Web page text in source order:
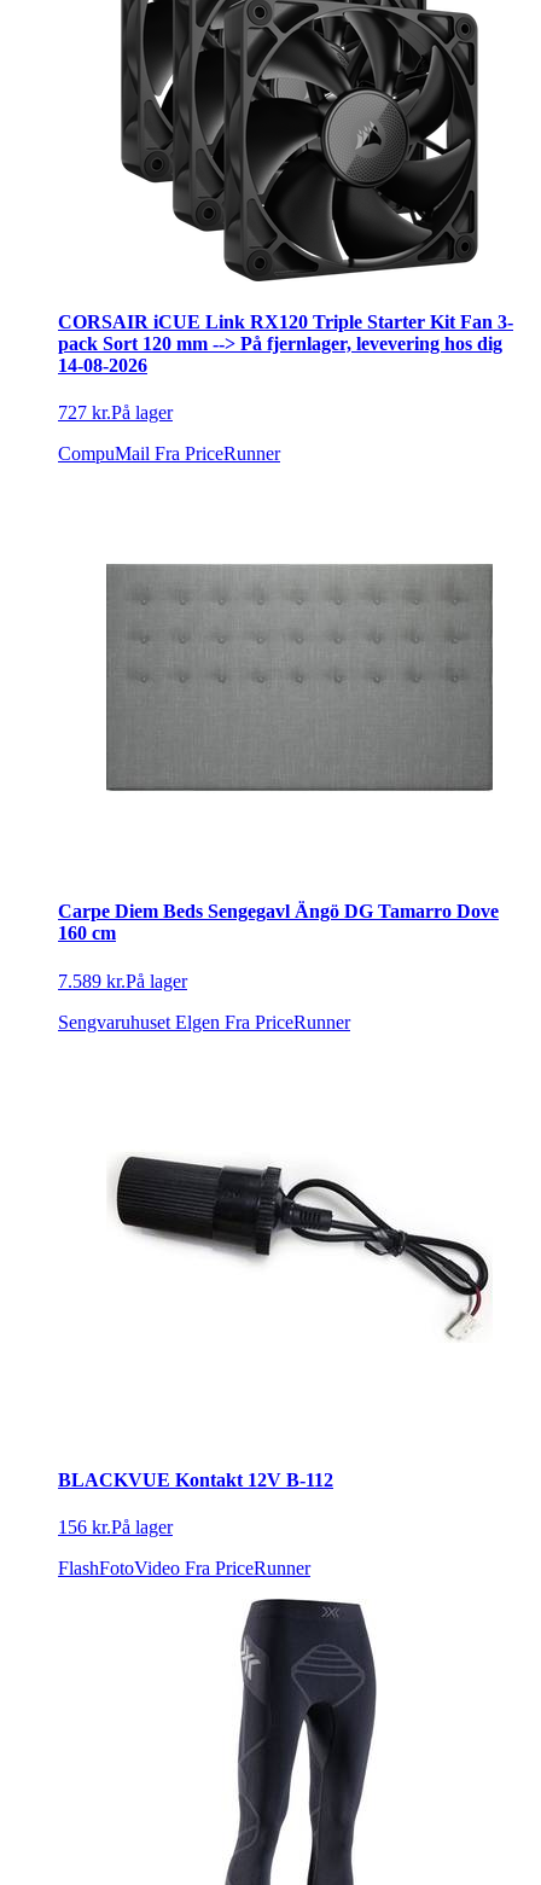
CORSAIR iCUE Link RX120 Triple Starter Kit Fan 3-
pack Sort 120 mm --> På fjernlager, levevering hos dig
14-08-2026
727 kr.På lager
CompuMail Fra PriceRunner
Carpe Diem Beds Sengegavl Ängö DG Tamarro Dove
160 cm
7.589 kr.På lager
Sengvaruhuset Elgen Fra PriceRunner
BLACKVUE Kontakt 12V B-112
156 kr.På lager
FlashFotoVideo Fra PriceRunner